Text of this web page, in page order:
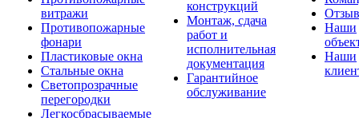
витражи
Противопожарные
фонари
Пластиковые окна
Стальные окна
Светопрозрачные
перегородки
Легкосбрасываемые
конструкций
Монтаж, сдача
работ и
исполнительная
документация
Гарантийное
обслуживание
Наши
Наши